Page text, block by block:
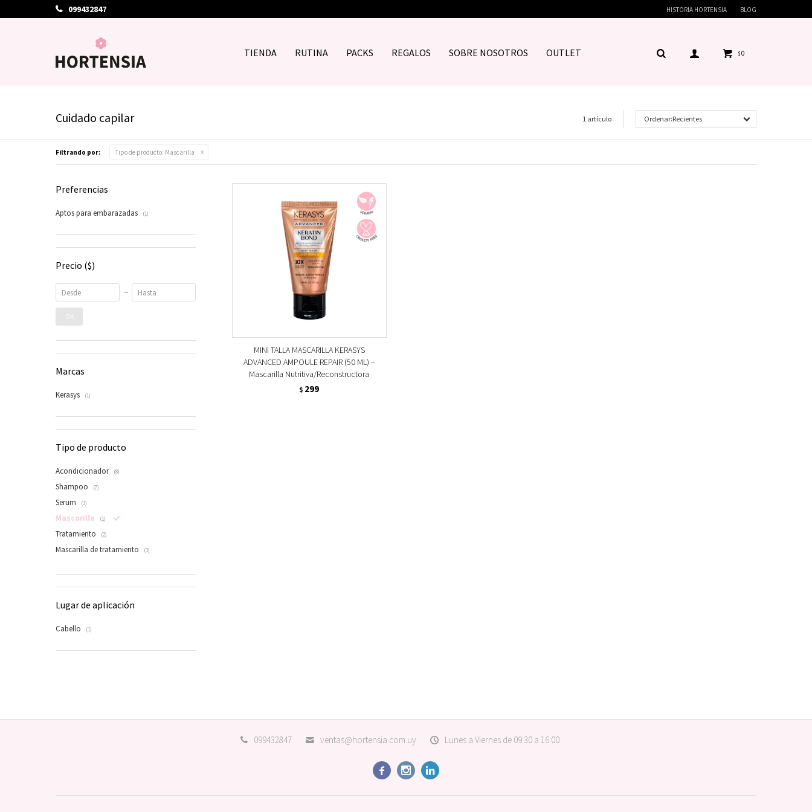
TIENDA RUTINA PACKS REGALOS SOBRE NOSOTROS OUTLET $0
099432847 HISTORIA HORTENSIA BLOG
Cuidado capilar 1 artículo Recientes
Filtrando por: Tipo de producto: Mascarilla
MINI TALLA MASCARILLA KERASYS
ADVANCED AMPOULE REPAIR (50 ML) –
Mascarilla Nutritiva/Reconstructora
$ 299
Preferencias
Aptos para embarazadas (1)
Precio ($)
OK
Marcas
Kerasys (1)
Tipo de producto
Acondicionador (8)
Shampoo (7)
Serum (3)
Mascarilla (1)
Tratamiento (2)
Mascarilla de tratamiento (3)
Lugar de aplicación
Cabello (1)
099432847 ventas@hortensia.com.uy Lunes a Viernes de 09:30 a 16:00
  